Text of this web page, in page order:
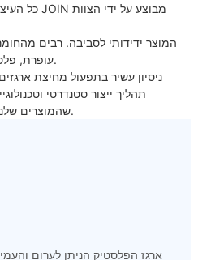
עופרת, פלסטיק ומתכת, ניתנים למחזור.
תהליך ייצור סטנדרטי
שהמוצרים שלנו בטוחים, אמינים ואיכותיים.
ארגז הפלסטיק הניתן לערום